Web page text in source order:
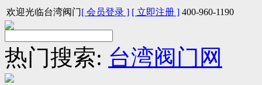
欢迎光临台湾阀门[ 会员登录 ] [ 立即注册 ] 400-960-1190
热门搜索: 台湾阀门网